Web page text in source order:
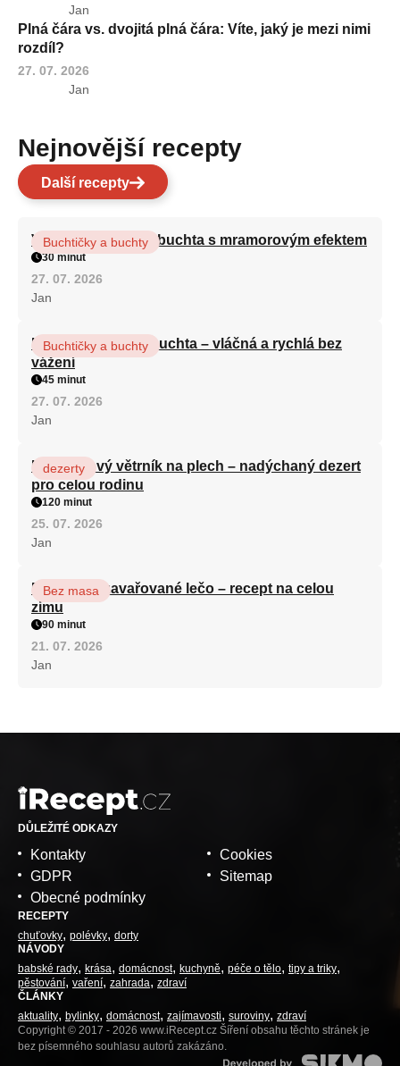
Jan
Plná čára vs. dvojitá plná čára: Víte, jaký je mezi nimi
rozdíl?
27. 07. 2026
Jan
Nejnovější recepty
Další recepty
Vláčná olejová litá buchta s mramorovým efektem
Buchtičky a buchty
30 minut
27. 07. 2026
Jan
Hrnková maková buchta – vláčná a rychlá bez
vážení
Buchtičky a buchty
45 minut
27. 07. 2026
Jan
Karamelový větrník na plech – nadýchaný dezert
pro celou rodinu
dezerty
120 minut
25. 07. 2026
Jan
Babiččino zavařované lečo – recept na celou
zimu
Bez masa
90 minut
21. 07. 2026
Jan
DŮLEŽITÉ ODKAZY
Kontakty
GDPR
Obecné podmínky
Cookies
Sitemap
RECEPTY
chuťovky polévky dorty
NÁVODY
babské rady krása domácnost kuchyně péče o tělo tipy a triky
pěstování vaření zahrada
zdraví
ČLÁNKY
aktuality bylinky domácnost zajímavosti suroviny zdraví
Copyright © 2017 - 2026 www.iRecept.cz Šíření obsahu těchto stránek je
bez písemného souhlasu autorů zakázáno.